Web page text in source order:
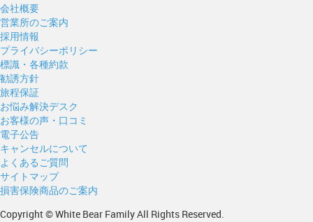
会社概要
営業所のご案内
採用情報
プライバシーポリシー
標識・各種約款
勧誘方針
旅程保証
お悩み解決デスク
お客様の声・口コミ
電子公告
キャンセルについて
よくあるご質問
サイトマップ
損害保険商品のご案内
Copyright © White Bear Family All Rights Reserved.